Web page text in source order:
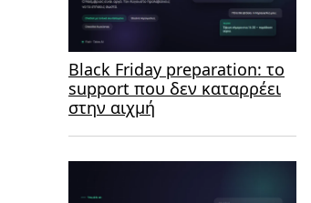
Black Friday preparation: το
support που δεν καταρρέει
στην αιχμή